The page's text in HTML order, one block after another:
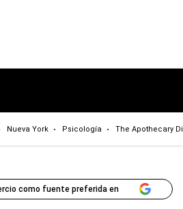
Nueva York Psicología The Apothecary
como fuente preferida en